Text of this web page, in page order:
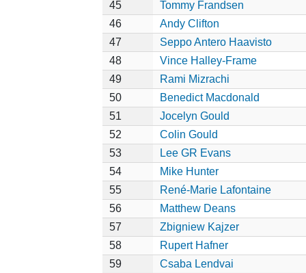
45
Tommy Frandsen
46
Andy Clifton
47
Seppo Antero Haavisto
48
Vince Halley-Frame
49
Rami Mizrachi
50
Benedict Macdonald
51
Jocelyn Gould
52
Colin Gould
53
Lee GR Evans
54
Mike Hunter
55
René-Marie Lafontaine
56
Matthew Deans
57
Zbigniew Kajzer
58
Rupert Hafner
59
Csaba Lendvai